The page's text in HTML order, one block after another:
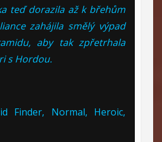
teď dorazila až k břehům
zahájila smělý výpad
aby tak zpřetrhala
s Hordou.
Finder, Normal, Heroic,